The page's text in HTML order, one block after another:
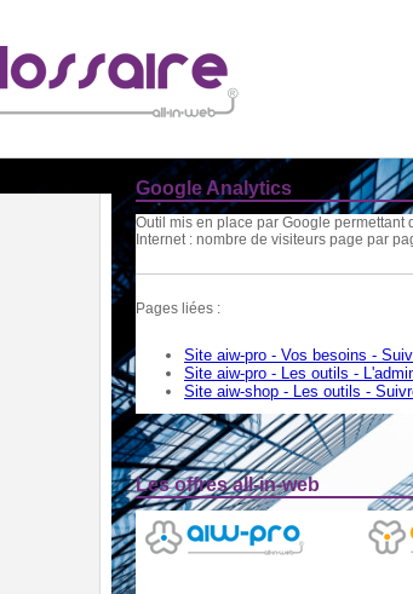
Google Analytics
Outil mis en place par Google
Internet : nombre de visiteurs page par
Pages liées :
Site aiw-pro - Vos besoins -
Site aiw-pro - Les outils -
Site aiw-shop - Les outils -
Les offres all-in-web